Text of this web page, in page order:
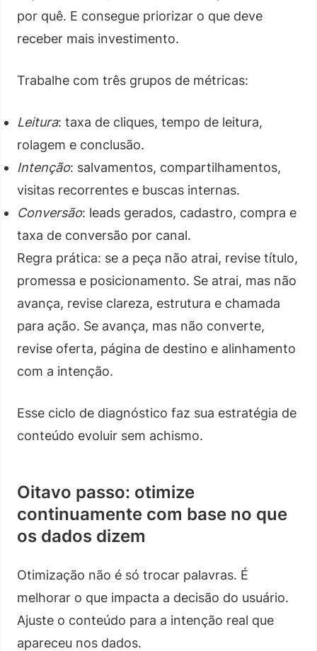
por quê. E consegue priorizar o que deve
receber mais investimento.
Trabalhe com três grupos de métricas:
Leitura: taxa de cliques, tempo de leitura,
rolagem e conclusão.
Intenção: salvamentos, compartilhamentos,
visitas recorrentes e buscas internas.
Conversão: leads gerados, cadastro, compra e
taxa de conversão por canal.
Regra prática: se a peça não atrai, revise título,
promessa e posicionamento. Se atrai, mas não
avança, revise clareza, estrutura e chamada
para ação. Se avança, mas não converte,
revise oferta, página de destino e alinhamento
com a intenção.
Esse ciclo de diagnóstico faz sua estratégia de
conteúdo evoluir sem achismo.
Oitavo passo: otimize
continuamente com base no que
os dados dizem
Otimização não é só trocar palavras. É
melhorar o que impacta a decisão do usuário.
Ajuste o conteúdo para a intenção real que
apareceu nos dados.